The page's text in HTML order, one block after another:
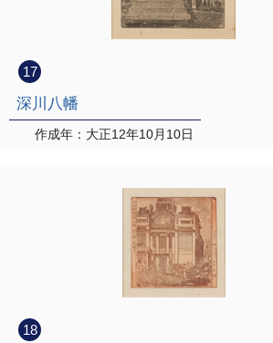
17
深川八幡
作成年：大正12年10月10日
18